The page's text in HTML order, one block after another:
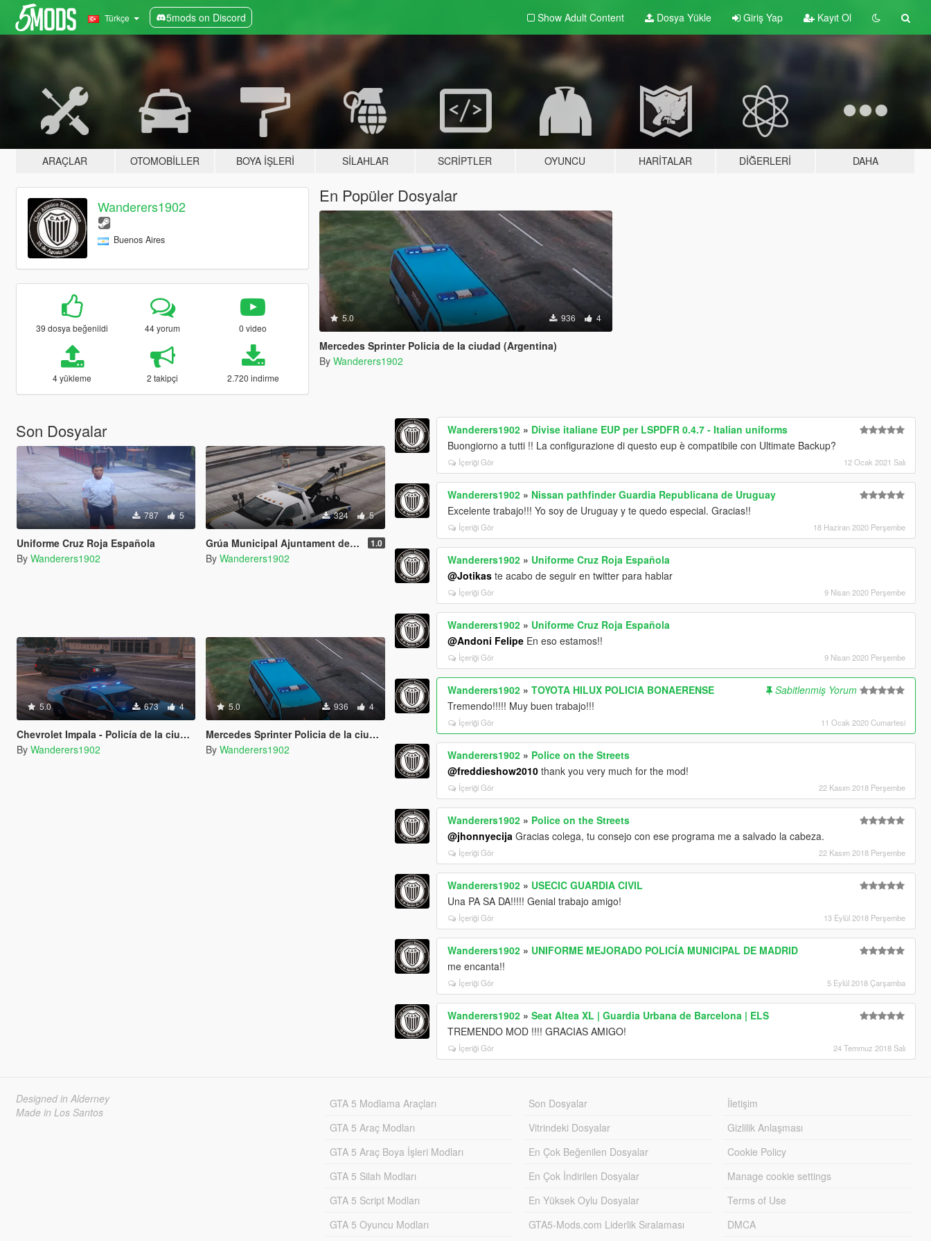
Türkçe 5mods on Discord Show Adult Content Dosya Yükle Giriş Yap Kayıt Ol
ARAÇLAR OTOMOBILLER BOYA İŞLERI SILAHLAR SCRIPTLER OYUNCU HARITALAR DIĞERLERI DAHA
Wanderers1902
Buenos Aires
39 dosya beğenildi 44 yorum 0 video
4 yükleme 2 takipçi 2.720 indirme
En Popüler Dosyalar
5.0 936 4
Mercedes Sprinter Policia de la ciudad (Argentina)
By Wanderers1902
Son Dosyalar
787 5
Uniforme Cruz Roja Española
By Wanderers1902
324 5
Grúa Municipal Ajuntament de Barcelona 1.0
By Wanderers1902
5.0 673 4
Chevrolet Impala - Policía de la ciudad (Argentina)
By Wanderers1902
5.0 936 4
Mercedes Sprinter Policia de la ciudad (Argentina)
By Wanderers1902
Wanderers1902 » Divise italiane EUP per LSPDFR 0.4.7 - Italian uniforms
Buongiorno a tutti !! La configurazione di questo eup è compatibile con Ultimate Backup?
İçeriği Gör 12 Ocak 2021 Salı
Wanderers1902 » Nissan pathfinder Guardia Republicana de Uruguay
Excelente trabajo!!! Yo soy de Uruguay y te quedo especial. Gracias!!
İçeriği Gör 18 Haziran 2020 Perşembe
Wanderers1902 » Uniforme Cruz Roja Española
@Jotikas te acabo de seguir en twitter para hablar
İçeriği Gör 9 Nisan 2020 Perşembe
Wanderers1902 » Uniforme Cruz Roja Española
@Andoni Felipe En eso estamos!!
İçeriği Gör 9 Nisan 2020 Perşembe
Wanderers1902 »TOYOTA HILUX POLICIA BONAERENSE
Sabitlenmiş Yorum
Tremendo!!!!! Muy buen trabajo!!!
İçeriği Gör 11 Ocak 2020 Cumartesi
Wanderers1902 » Police on the Streets
@freddieshow2010 thank you very much for the mod!
İçeriği Gör 22 Kasım 2018 Perşembe
Wanderers1902 » Police on the Streets
@jhonnyecija Gracias colega, tu consejo con ese programa me a salvado la cabeza.
İçeriği Gör 22 Kasım 2018 Perşembe
Wanderers1902 » USECIC GUARDIA CIVIL
Una PA SA DA!!!!! Genial trabajo amigo!
İçeriği Gör 13 Eylül 2018 Perşembe
Wanderers1902 » UNIFORME MEJORADO POLICÍA MUNICIPAL DE MADRID
me encanta!!
İçeriği Gör 5 Eylül 2018 Çarşamba
Wanderers1902 »Seat Altea XL | Guardia Urbana de Barcelona | ELS
TREMENDO MOD !!!! GRACIAS AMIGO!
İçeriği Gör 24 Temmuz 2018 Salı
Designed in Alderney
Made in Los Santos
GTA 5 Modlama Araçları
GTA 5 Araç Modları
GTA 5 Araç Boya İşleri Modları
GTA 5 Silah Modları
GTA 5 Script Modları
GTA 5 Oyuncu Modları
Son Dosyalar
Vitrindeki Dosyalar
En Çok Beğenilen Dosyalar
En Çok İndirilen Dosyalar
En Yüksek Oylu Dosyalar
GTA5-Mods.com Liderlik Sıralaması
İletişim
Gizlilik Anlaşması
Cookie Policy
Manage cookie settings
Terms of Use
DMCA